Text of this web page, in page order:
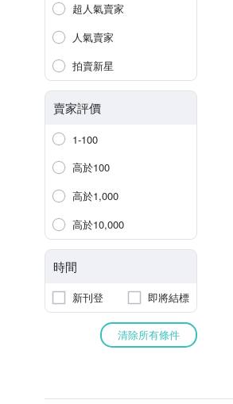
超人氣賣家
人氣賣家
拍賣新星
賣家評價
1-100
高於100
高於1,000
高於10,000
時間
新刊登 即將結標
清除所有條件